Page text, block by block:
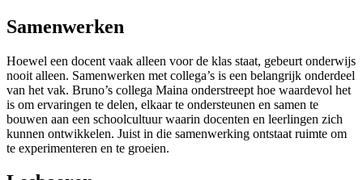
Samenwerken
Hoewel een docent vaak alleen voor de klas staat, gebeurt onderwijs
nooit alleen. Samenwerken met collega’s is een belangrijk onderdeel
van het vak. Bruno’s collega Maina onderstreept hoe waardevol het
is om ervaringen te delen, elkaar te ondersteunen en samen te
bouwen aan een schoolcultuur waarin docenten en leerlingen zich
kunnen ontwikkelen. Juist in die samenwerking ontstaat ruimte om
te experimenteren en te groeien.